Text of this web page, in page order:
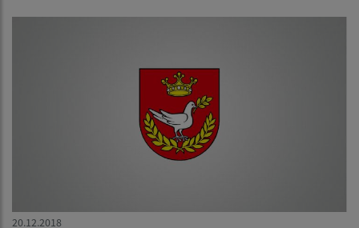
20.12.2018